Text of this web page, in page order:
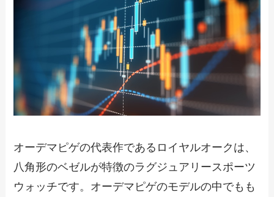
オーデマピゲの代表作であるロイヤルオークは、
八角形のベゼルが特徴のラグジュアリースポーツ
ウォッチです。オーデマピゲのモデルの中でもも